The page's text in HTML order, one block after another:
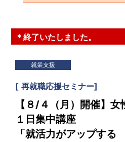
＊終了いたしました。
就業支援
[ 再就職応援セミナー]
【８/４（月）開催】
１日集中講座
「就活力がアップす